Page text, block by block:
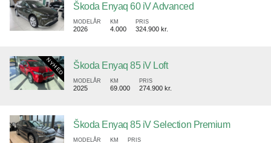
Škoda Enyaq 60 iV Advanced
MODELÅR
2026
KM
4.000
PRIS
324.900 kr.
Škoda Enyaq 85 iV Loft
MODELÅR
2025
KM
69.000
PRIS
274.900 kr.
Škoda Enyaq 85 iV Selection Premium
MODELÅR KM PRIS